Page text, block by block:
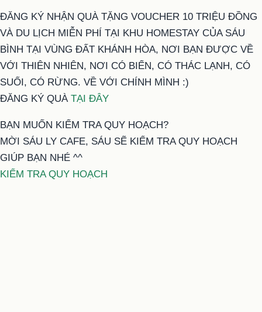
ĐĂNG KÝ NHẬN QUÀ TẶNG VOUCHER 10 TRIỆU ĐỒNG
VÀ DU LỊCH MIỄN PHÍ TẠI KHU HOMESTAY CỦA SÁU
BÌNH TẠI VÙNG ĐẤT KHÁNH HÒA, NƠI BẠN ĐƯỢC VỀ
VỚI THIÊN NHIÊN, NƠI CÓ BIỂN, CÓ THÁC LẠNH, CÓ
SUỐI, CÓ RỪNG. VỀ VỚI CHÍNH MÌNH :)
ĐĂNG KÝ QUÀ TẠI ĐÂY
BẠN MUỐN KIỂM TRA QUY HOẠCH?
MỜI SÁU LY CAFE, SÁU SẼ KIỂM TRA QUY HOẠCH
GIÚP BẠN NHÉ ^^
KIỂM TRA QUY HOẠCH